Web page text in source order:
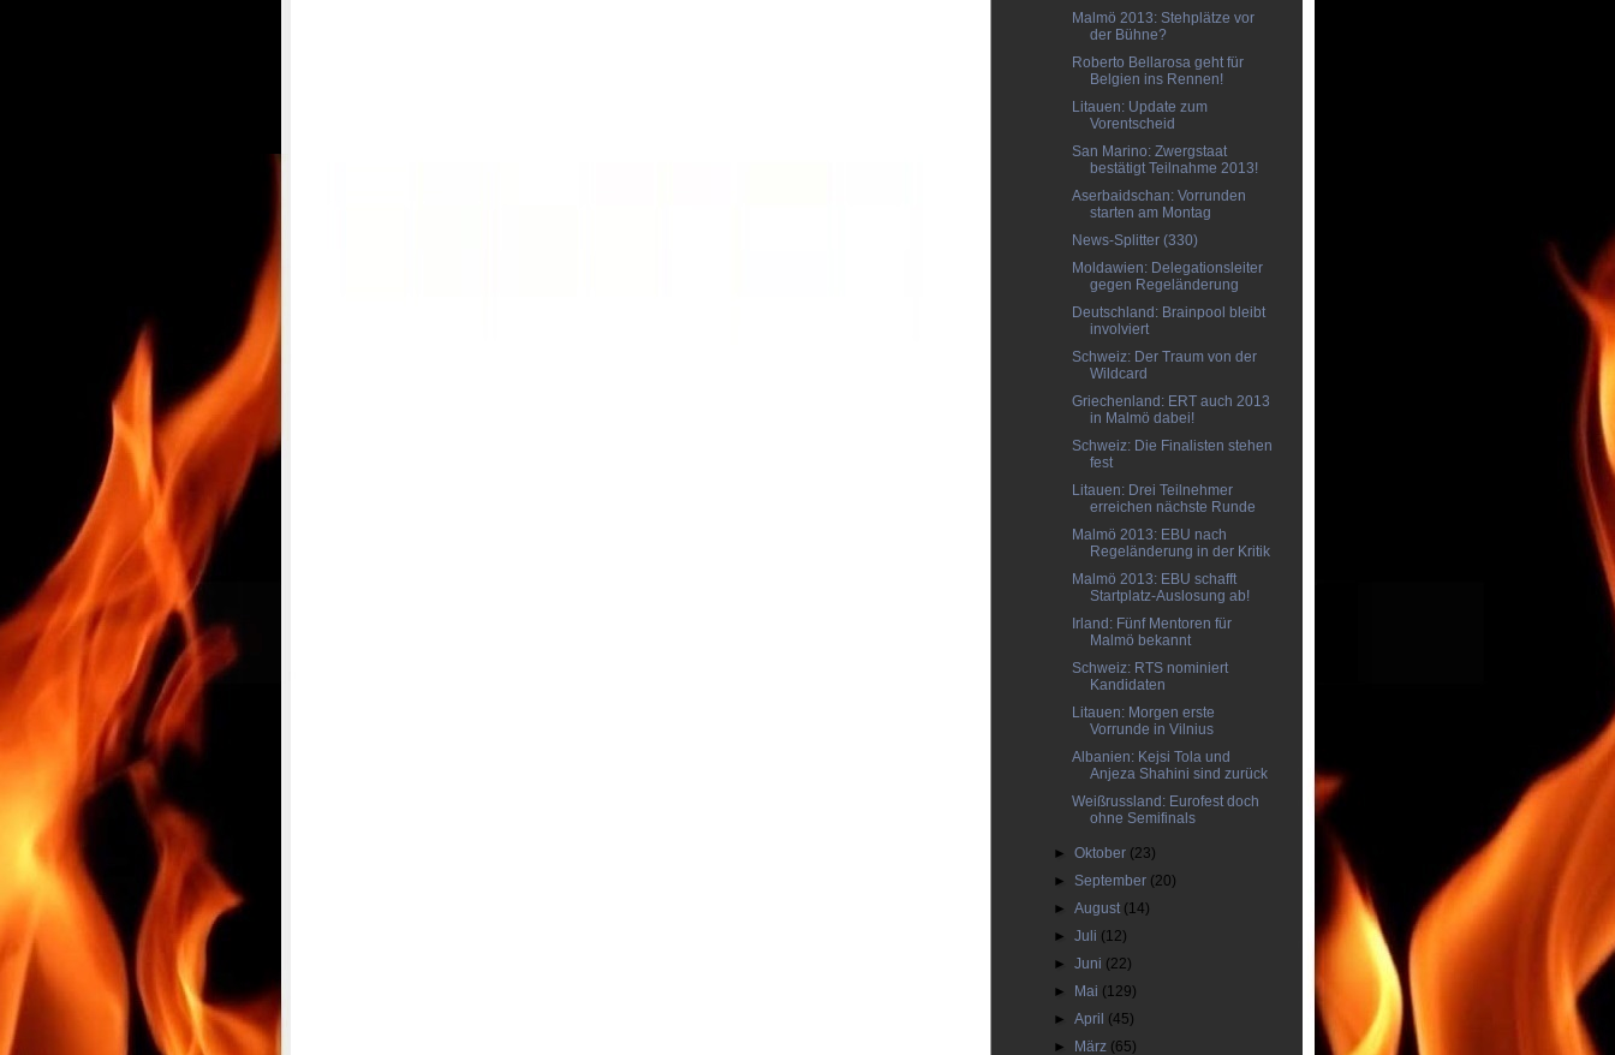
Malmö 2013: Stehplätze vor
der Bühne?
Roberto Bellarosa geht für
Belgien ins Rennen!
Litauen: Update zum
Vorentscheid
San Marino: Zwergstaat
bestätigt Teilnahme 2013!
Aserbaidschan: Vorrunden
starten am Montag
News-Splitter (330)
Moldawien: Delegationsleiter
gegen Regeländerung
Deutschland: Brainpool bleibt
involviert
Schweiz: Der Traum von der
Wildcard
Griechenland: ERT auch 2013
in Malmö dabei!
Schweiz: Die Finalisten stehen
fest
Litauen: Drei Teilnehmer
erreichen nächste Runde
Malmö 2013: EBU nach
Regeländerung in der Kritik
Malmö 2013: EBU schafft
Startplatz-Auslosung ab!
Irland: Fünf Mentoren für
Malmö bekannt
Schweiz: RTS nominiert
Kandidaten
Litauen: Morgen erste
Vorrunde in Vilnius
Albanien: Kejsi Tola und
Anjeza Shahini sind zurück
Weißrussland: Eurofest doch
ohne Semifinals
►Oktober (23)
► September (20)
►August (14)
►Juli (12)
►Juni (22)
►
Mai (129)
►April (45)
►
März (65)